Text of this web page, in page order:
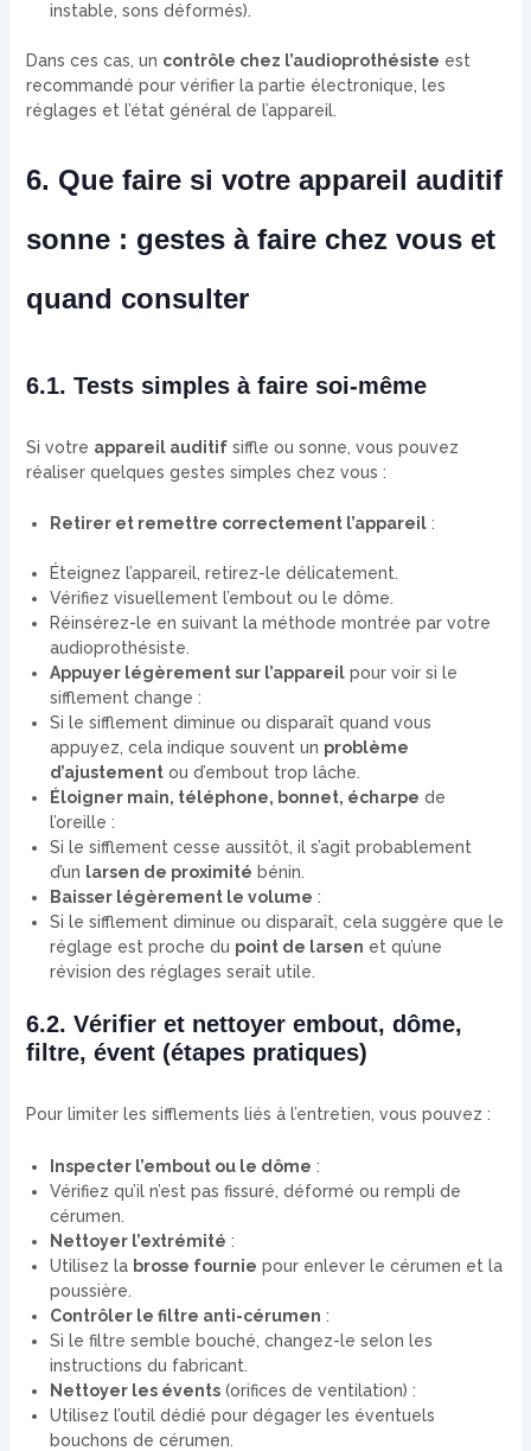
instable, sons déformés).
Dans ces cas, un contrôle chez l’audioprothésiste est
recommandé pour vérifier la partie électronique, les
réglages et l’état général de l’appareil.
6. Que faire si votre appareil auditif
sonne : gestes à faire chez vous et
quand consulter
6.1. Tests simples à faire soi-même
Si votre appareil auditifsiffle ou sonne, vous pouvez
réaliser quelques gestes simples chez vous :
Retirer et remettre correctement l’appareil:
Éteignez l’appareil, retirez-le délicatement.
Vérifiez visuellement l’embout ou le dôme.
Réinsérez-le en suivant la méthode montrée par votre
audioprothésiste.
Appuyer légèrement sur l’appareilpour voir si le
sifflement change :
Si le sifflement diminue ou disparaît quand vous
appuyez, cela indique souvent un problème
d’ajustementou d’embout trop lâche.
Éloigner main, téléphone, bonnet, écharpe de
l’oreille :
Si le sifflement cesse aussitôt, il s’agit probablement
d’un larsen de proximité bénin.
Baisser légèrement le volume :
Si le sifflement diminue ou disparaît, cela suggère que le
réglage est proche du point de larsen et qu’une
révision des réglages serait utile.
6.2. Vérifier et nettoyer embout, dôme,
filtre, évent (étapes pratiques)
Pour limiter les sifflements liés à l’entretien, vous pouvez :
Inspecter l’embout ou le dôme :
Vérifiez qu’il n’est pas fissuré, déformé ou rempli de
cérumen.
Nettoyer l’extrémité :
Utilisez la brosse fournie pour enlever le cérumen et la
poussière.
Contrôler le filtre anti-cérumen :
Si le filtre semble bouché, changez-le selon les
instructions du fabricant.
Nettoyer les évents(orifices de ventilation) :
Utilisez l’outil dédié pour dégager les éventuels
bouchons de cérumen.